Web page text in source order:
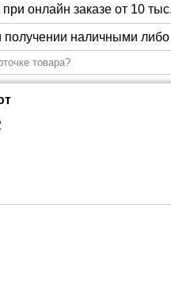
при онлайн заказе от 10
получении наличными либо
товара?